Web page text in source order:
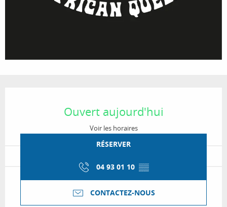
Ouvert aujourd'hui
Voir les horaires
RÉSERVER
04 93 01 10 ▒▒
CONTACTEZ-NOUS